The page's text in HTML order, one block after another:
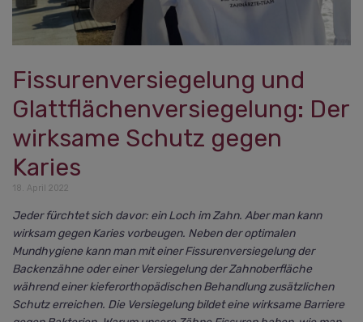
Fissurenversiegelung und
Glattflächenversiegelung: Der
wirksame Schutz gegen
Karies
18. April 2022
Jeder fürchtet sich davor: ein Loch im Zahn. Aber man kann
wirksam gegen Karies vorbeugen. Neben der optimalen
Mundhygiene kann man mit einer Fissurenversiegelung der
Backenzähne oder einer Versiegelung der Zahnoberfläche
während einer kieferorthopädischen Behandlung zusätzlichen
Schutz erreichen. Die Versiegelung bildet eine wirksame Barriere